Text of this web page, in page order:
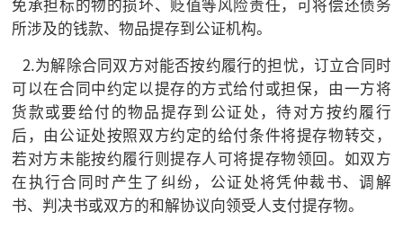
免承担标的物的损坏、贬值等风险责任，可将偿还债务
所涉及的钱款、物品提存到公证机构。
2.为解除合同双方对能否按约履行的担忧，订立合同时
可以在合同中约定以提存的方式给付或担保，由一方将
货款或要给付的物品提存到公证处，待对方按约履行
后，由公证处按照双方约定的给付条件将提存物转交，
若对方未能按约履行则提存人可将提存物领回。如双方
在执行合同时产生了纠纷，公证处将凭仲裁书、调解
书、判决书或双方的和解协议向领受人支付提存物。